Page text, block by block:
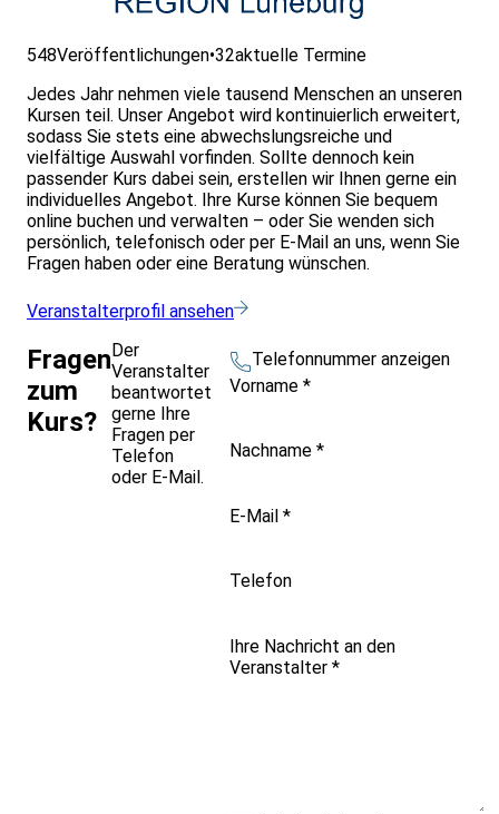
548Veröffentlichungen•32aktuelle Termine
Jedes Jahr nehmen viele tausend Menschen an unseren
Kursen teil. Unser Angebot wird kontinuierlich erweitert,
sodass Sie stets eine abwechslungsreiche und
vielfältige Auswahl vorfinden. Sollte dennoch kein
passender Kurs dabei sein, erstellen wir Ihnen gerne ein
individuelles Angebot. Ihre Kurse können Sie bequem
online buchen und verwalten – oder Sie wenden sich
persönlich, telefonisch oder per E-Mail an uns, wenn Sie
Fragen haben oder eine Beratung wünschen.
Veranstalterprofil ansehen
Fragen
zum
Kurs?
Der
Veranstalter
beantwortet
gerne Ihre
Fragen per
Telefon
oder E-Mail.
Telefonnummer anzeigen
Vorname *
Nachname *
E-Mail *
Telefon
Ihre Nachricht an den
Veranstalter *